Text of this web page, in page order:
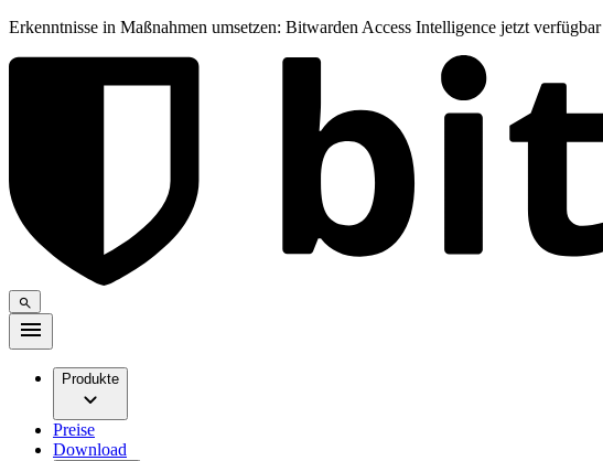
Erkenntnisse in Maßnahmen umsetzen: Bitwarden Access Intelligence jetzt verfügbar
Produkte
Preise
Download